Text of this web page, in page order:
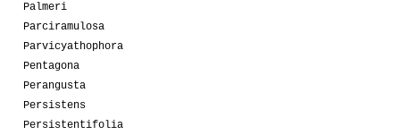
Palmeri
Parciramulosa
Parvicyathophora
Pentagona
Perangusta
Persistens
Persistentifolia